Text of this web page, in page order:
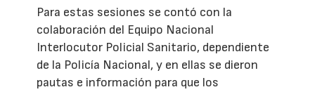
Para estas sesiones se contó con la
colaboración del Equipo Nacional
Interlocutor Policial Sanitario, dependiente
de la Policía Nacional, y en ellas se dieron
pautas e información para que los